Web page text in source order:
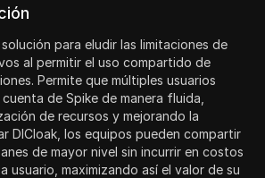
para eludir las limitaciones de
al permitir el uso compartido de
Permite que múltiples usuarios
de Spike de manera fluida,
de recursos y mejorando la
DICloak, los equipos pueden compartir
de mayor nivel sin incurrir en costos
usuario, maximizando así el valor de su